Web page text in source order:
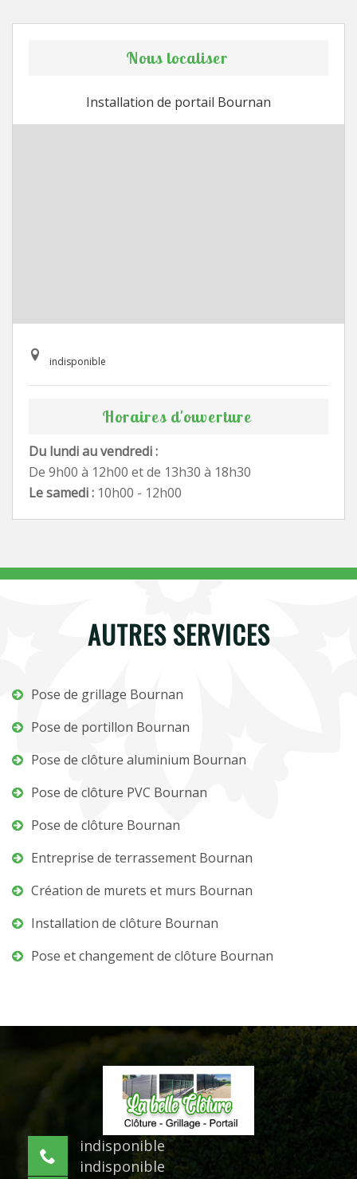
Nous localiser
Installation de portail Bournan
indisponible
Horaires d'ouverture
Du lundi au vendredi :
De 9h00 à 12h00 et de 13h30 à 18h30
Le samedi : 10h00 - 12h00
AUTRES SERVICES
Pose de grillage Bournan
Pose de portillon Bournan
Pose de clôture aluminium Bournan
Pose de clôture PVC Bournan
Pose de clôture Bournan
Entreprise de terrassement Bournan
Création de murets et murs Bournan
Installation de clôture Bournan
Pose et changement de clôture Bournan
indisponible
indisponible